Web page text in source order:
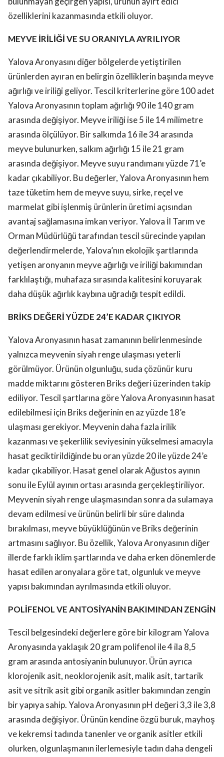
özelliklerini kazanmasında etkili oluyor.
MEYVE İRİLİĞİ VE SU ORANIYLA AYRILIYOR
Yalova Aronyasını diğer bölgelerde yetiştirilen
ürünlerden ayıran en belirgin özelliklerin başında meyve
ağırlığı ve iriliği geliyor. Tescil kriterlerine göre 100 adet
Yalova Aronyasının toplam ağırlığı 90 ile 140 gram
arasında değişiyor. Meyve iriliği ise 5 ile 14 milimetre
arasında ölçülüyor. Bir salkımda 16 ile 34 arasında
meyve bulunurken, salkım ağırlığı 15 ile 21 gram
arasında değişiyor. Meyve suyu randımanı yüzde 71’e
kadar çıkabiliyor. Bu değerler, Yalova Aronyasının hem
taze tüketim hem de meyve suyu, sirke, reçel ve
marmelat gibi işlenmiş ürünlerin üretimi açısından
avantaj sağlamasına imkan veriyor. Yalova İl Tarım ve
Orman Müdürlüğü tarafından tescil sürecinde yapılan
değerlendirmelerde, Yalova’nın ekolojik şartlarında
yetişen aronyanın meyve ağırlığı ve iriliği bakımından
farklılaştığı, muhafaza sırasında kalitesini koruyarak
daha düşük ağırlık kaybına uğradığı tespit edildi.
BRİKS DEĞERİ YÜZDE 24’E KADAR ÇIKIYOR
Yalova Aronyasının hasat zamanının belirlenmesinde
yalnızca meyvenin siyah renge ulaşması yeterli
görülmüyor. Ürünün olgunluğu, suda çözünür kuru
madde miktarını gösteren Briks değeri üzerinden takip
ediliyor. Tescil şartlarına göre Yalova Aronyasının hasat
edilebilmesi için Briks değerinin en az yüzde 18’e
ulaşması gerekiyor. Meyvenin daha fazla irilik
kazanması ve şekerlilik seviyesinin yükselmesi amacıyla
hasat geciktirildiğinde bu oran yüzde 20 ile yüzde 24’e
kadar çıkabiliyor. Hasat genel olarak Ağustos ayının
sonu ile Eylül ayının ortası arasında gerçekleştiriliyor.
Meyvenin siyah renge ulaşmasından sonra da sulamaya
devam edilmesi ve ürünün belirli bir süre dalında
bırakılması, meyve büyüklüğünün ve Briks değerinin
artmasını sağlıyor. Bu özellik, Yalova Aronyasının diğer
illerde farklı iklim şartlarında ve daha erken dönemlerde
hasat edilen aronyalara göre tat, olgunluk ve meyve
yapısı bakımından ayrılmasında etkili oluyor.
POLİFENOL VE ANTOSİYANİN BAKIMINDAN ZENGİN
Tescil belgesindeki değerlere göre bir kilogram Yalova
Aronyasında yaklaşık 20 gram polifenol ile 4 ila 8,5
gram arasında antosiyanin bulunuyor. Ürün ayrıca
klorojenik asit, neoklorojenik asit, malik asit, tartarik
asit ve sitrik asit gibi organik asitler bakımından zengin
bir yapıya sahip. Yalova Aronyasının pH değeri 3,3 ile 3,8
arasında değişiyor. Ürünün kendine özgü buruk, mayhoş
ve kekremsi tadında tanenler ve organik asitler etkili
olurken, olgunlaşmanın ilerlemesiyle tadın daha dengeli